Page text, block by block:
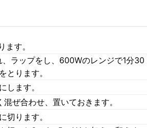
ます。
、ラップをし、600Wのレンジで1分30
とります。
します。
ぜ合わせ、置いておきます。
切ります。